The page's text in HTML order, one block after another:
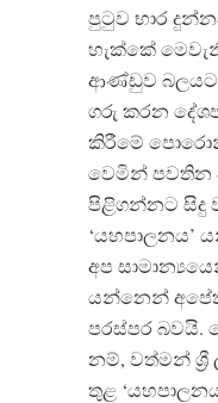
පුටුව භාර
හැක්කේ
ආණ්ඩුව බලයට
ගරු කරන
කිරීමේ
වෙමින් පවතින
පිළිගන්නට
‘යහපාලනය’
අප සාමාන්‍යයෙන්
යන්නෙන්
පරස්පර
නම්, වත්මන් ශ්‍රී
තුළ